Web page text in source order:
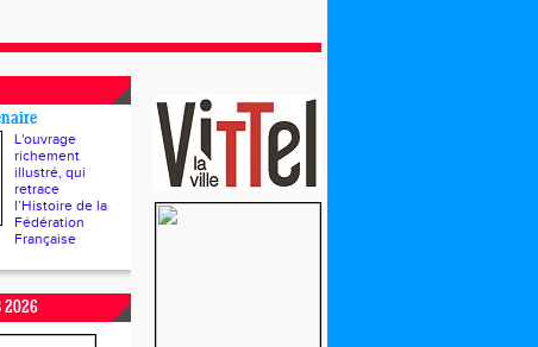
L'ouvrage
richement
illustré, qui
retrace
l’Histoire de la
Fédération
Française
2026